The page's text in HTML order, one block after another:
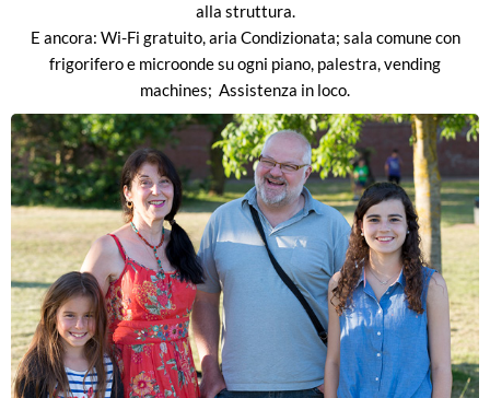
alla struttura.
E ancora: Wi-Fi gratuito, aria Condizionata; sala comune con
frigorifero e microonde su ogni piano, palestra, vending
machines; Assistenza in loco.